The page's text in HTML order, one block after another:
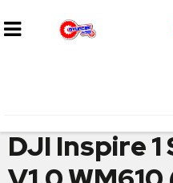
DJI Inspire 1